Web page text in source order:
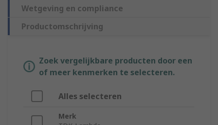
Wetgeving en compliance
Productomschrijving
Zoek vergelijkbare producten door een
of meer kenmerken te selecteren.
Alles selecteren
Merk